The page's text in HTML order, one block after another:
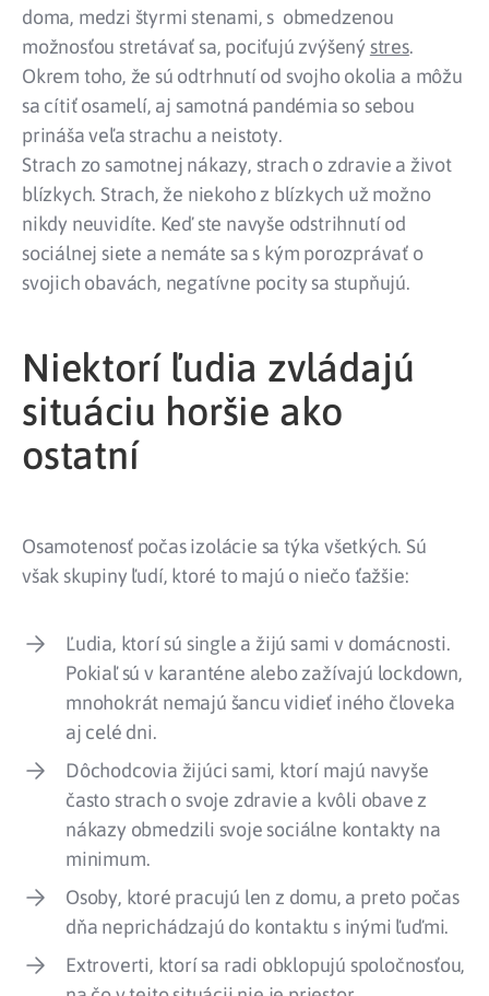
doma, medzi štyrmi stenami, s obmedzenou
možnosťou stretávať sa, pociťujú zvýšený stres.
Okrem toho, že sú odtrhnutí od svojho okolia a môžu
sa cítiť osamelí, aj samotná pandémia so sebou
prináša veľa strachu a neistoty.
Strach zo samotnej nákazy, strach o zdravie a život
blízkych. Strach, že niekoho z blízkych už možno
nikdy neuvidíte. Keď ste navyše odstrihnutí od
sociálnej siete a nemáte sa s kým porozprávať o
svojich obavách, negatívne pocity sa stupňujú.
Niektorí ľudia zvládajú
situáciu horšie ako
ostatní
Osamotenosť počas izolácie sa týka všetkých. Sú
však skupiny ľudí, ktoré to majú o niečo ťažšie:
Ľudia, ktorí sú single a žijú sami v domácnosti.
Pokiaľ sú v karanténe alebo zažívajú lockdown,
mnohokrát nemajú šancu vidieť iného človeka
aj celé dni.
Dôchodcovia žijúci sami, ktorí majú navyše
často strach o svoje zdravie a kvôli obave z
nákazy obmedzili svoje sociálne kontakty na
minimum.
Osoby, ktoré pracujú len z domu, a preto počas
dňa neprichádzajú do kontaktu s inými ľuďmi.
Extroverti, ktorí sa radi obklopujú spoločnosťou,